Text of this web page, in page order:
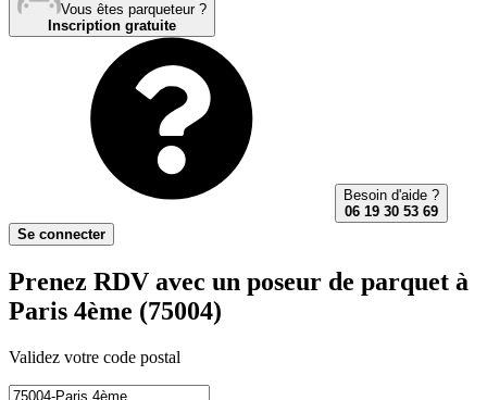
Vous êtes parqueteur ?
Inscription gratuite
Besoin d'aide ?
06 19 30 53 69
Se connecter
Prenez RDV avec un poseur de parquet à
Paris 4ème (75004)
Validez votre code postal